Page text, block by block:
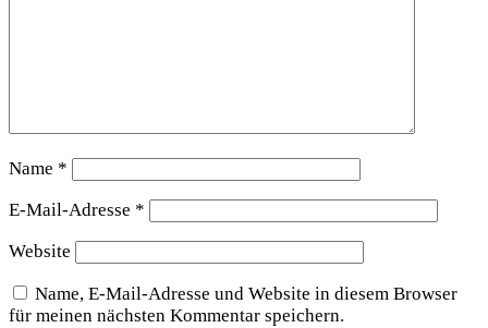
Name *
E-Mail-Adresse *
Website
Name, E-Mail-Adresse und Website in diesem Browser
für meinen nächsten Kommentar speichern.